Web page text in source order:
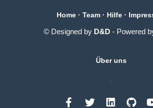
Home · Team · Hilfe ·
© Designed by D&D - Powered
Über uns
.